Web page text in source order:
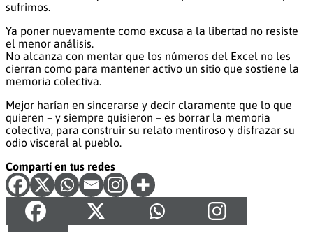
sufrimos.
Ya poner nuevamente como excusa a la libertad no resiste
el menor análisis.
No alcanza con mentar que los números del Excel no les
cierran como para mantener activo un sitio que sostiene la
memoria colectiva.
Mejor harían en sincerarse y decir claramente que lo que
quieren – y siempre quisieron – es borrar la memoria
colectiva, para construir su relato mentiroso y disfrazar su
odio visceral al pueblo.
Compartí en tus redes